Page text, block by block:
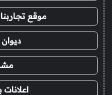
موقع